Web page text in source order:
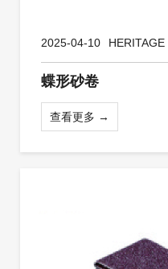
2025-04-10 HERITAGE
蝶形砂卷
查看更多 →